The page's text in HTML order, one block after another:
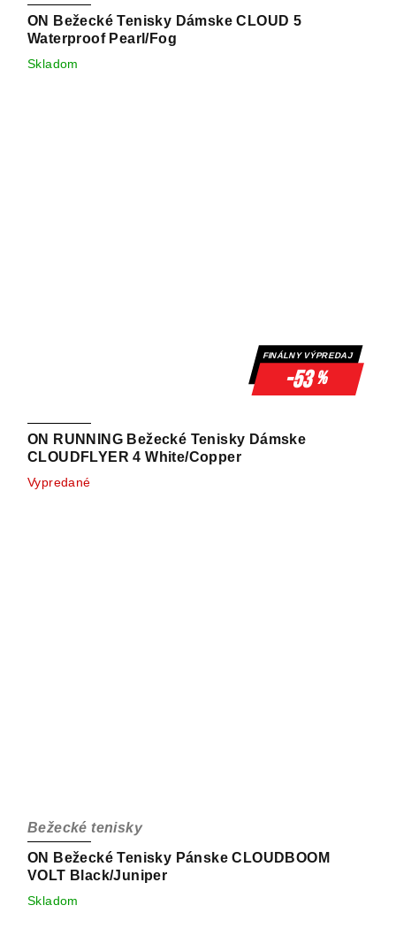
ON Bežecké Tenisky Dámske CLOUD 5
Waterproof Pearl/Fog
Skladom
FINÁLNY VÝPREDAJ
-53%
ON RUNNING Bežecké Tenisky Dámske
CLOUDFLYER 4 White/Copper
Vypredané
ON Bežecké Tenisky Pánske CLOUDBOOM
VOLT Black/Juniper
Bežecké tenisky
Skladom